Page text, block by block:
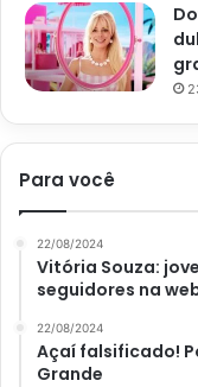
interessante que
sugestão de hoje é
geleia ou creme de
Como fazer
ingredientes
Para você
22/08/2024
Vitória Souza:
seguidores na
22/08/2024
Açaí falsificado!
Grande